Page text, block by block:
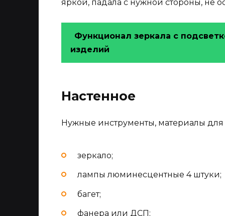
яркой, падала с нужной стороны, не
Функционал зеркала с
изделий
Настенное
Нужные инструменты, материалы для
зеркало;
лампы люминесцентные 4 штуки;
багет;
фанера или ДСП;